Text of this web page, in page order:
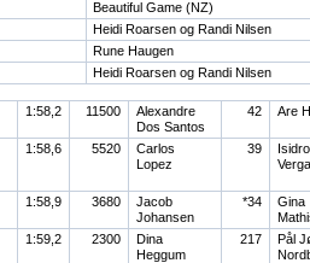
Beautiful Game (NZ)
Heidi Roarsen og Randi Nilsen
Rune Haugen
Heidi Roarsen og Randi Nilsen
1:58,2 11500
Alexandre
Dos Santos
42 Are
1:58,6 5520
Carlos
Lopez
39
Isidro
1:58,9 3680
Jacob
Johansen
*34
Gina
1:59,2 2300
Dina
Heggum
217
Pål